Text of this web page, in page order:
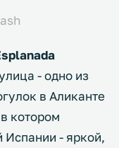
- одно из
в Аликанте
котором
Испании - яркой,